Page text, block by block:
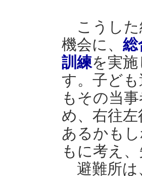
こうした
機会に、 総
訓練を実
す。子ど
もその当
め、右往
あるかも
もに考え
避難所は